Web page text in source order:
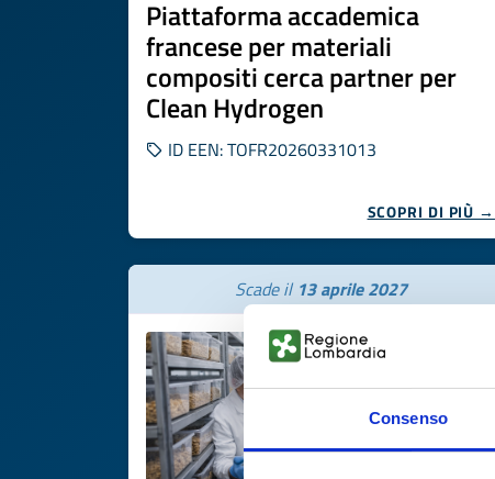
Consenso
Piattaforma accademica
francese per materiali
compositi cerca partner per
Clean Hydrogen
ID EEN: TOFR20260331013
SCOPRI DI PIÙ →
Scade il 13 aprile 2027